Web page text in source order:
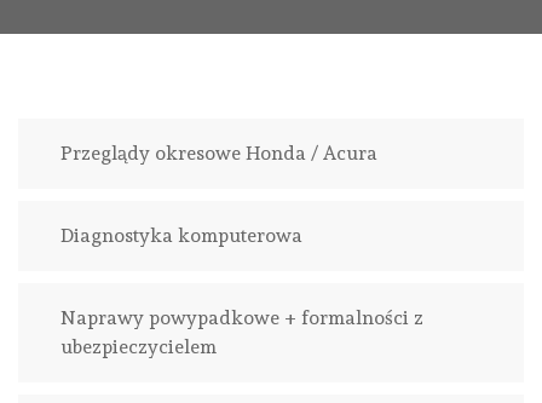
Przeglądy okresowe Honda / Acura
Diagnostyka komputerowa
Naprawy powypadkowe + formalności z
ubezpieczycielem